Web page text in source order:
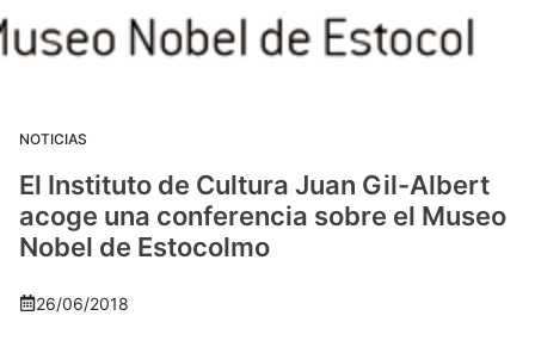
NOTICIAS
El Instituto de Cultura Juan Gil-Albert
acoge una conferencia sobre el Museo
Nobel de Estocolmo
26/06/2018